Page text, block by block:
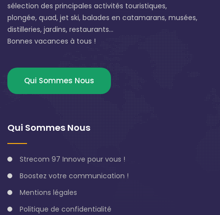
sélection des principales activités touristiques,
plongée, quad, jet ski, balades en catamarans, musées,
distilleries, jardins, restaurants...
Bonnes vacances à tous !
Qui Sommes Nous
Qui Sommes Nous
Strecom 97 Innove pour vous !
Boostez votre communication !
Mentions légales
Politique de confidentialité